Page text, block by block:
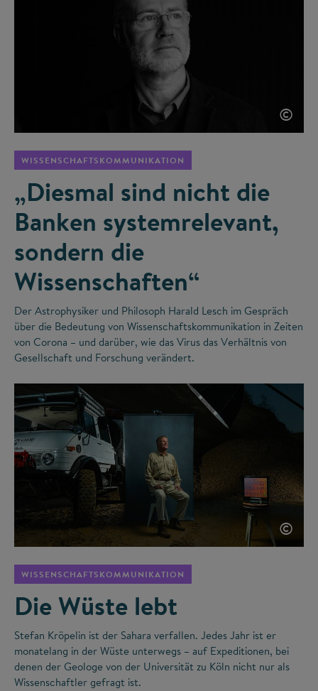
©
WISSENSCHAFTSKOMMUNIKATION
„Diesmal sind nicht die
Banken systemrelevant,
sondern die
Wissenschaften“
Der Astrophysiker und Philosoph Harald Lesch im Gespräch
über die Bedeutung von Wissenschaftskommunikation in Zeiten
von Corona – und darüber, wie das Virus das Verhältnis von
Gesellschaft und Forschung verändert.
©
WISSENSCHAFTSKOMMUNIKATION
Die Wüste lebt
Stefan Kröpelin ist der Sahara verfallen. Jedes Jahr ist er
monatelang in der Wüste unterwegs – auf Expeditionen, bei
denen der Geologe von der Universität zu Köln nicht nur als
Wissenschaftler gefragt ist.